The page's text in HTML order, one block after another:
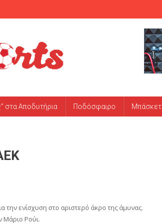
στα Αποδυτήρια Ποδόσφαιρο Μπάσκετ
την ενίσχυση στο αριστερό άκρο της άμυνας.
Μάριο Ρούι.